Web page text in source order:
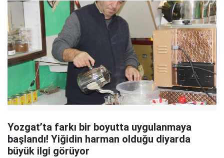
Yozgat’ta farkı bir boyutta uygulanmaya
başlandı! Yiğidin harman olduğu diyarda
büyük ilgi görüyor